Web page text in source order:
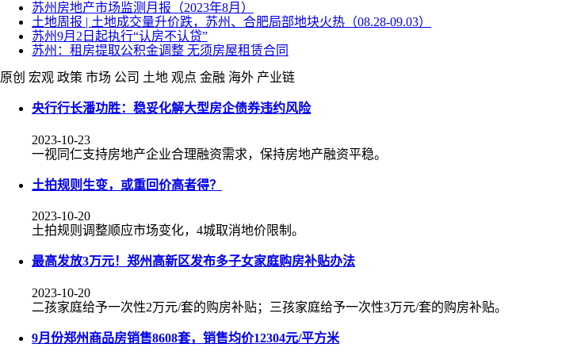
苏州房地产市场监测月报（2023年8月）
土地周报 | 土地成交量升价跌，苏州、合肥局部地块火热（08.28-09.03）
苏州9月2日起执行“认房不认贷”
苏州：租房提取公积金调整 无须房屋租赁合同
原创 宏观 政策 市场 公司 土地 观点 金融 海外 产业链
央行行长潘功胜：稳妥化解大型房企债券违约风险
2023-10-23
一视同仁支持房地产企业合理融资需求，保持房地产融资平稳。
土拍规则生变，或重回价高者得？
2023-10-20
土拍规则调整顺应市场变化，4城取消地价限制。
最高发放3万元！郑州高新区发布多子女家庭购房补贴办法
2023-10-20
二孩家庭给予一次性2万元/套的购房补贴；三孩家庭给予一次性3万元/套的购房补贴。
9月份郑州商品房销售8608套，销售均价12304元/平方米